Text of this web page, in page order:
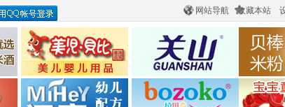
网站导航 收藏本站
惠州市美儿婴儿用品公司 陕西关山乳业有限公司 江西